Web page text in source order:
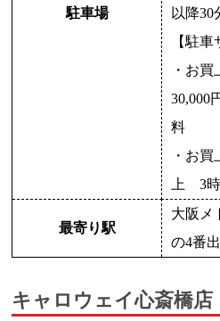
駐車場
以降30
【駐車
・お
30,000
料
・お
上 3
最寄り駅
大阪メ
の4番
キャロウェイ心斎橋店